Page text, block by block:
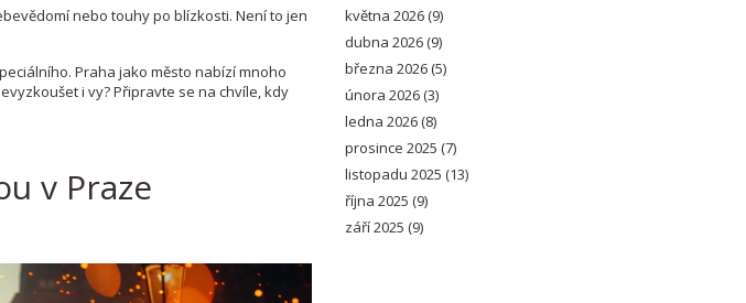
nebo touhy po blízkosti. Není to jen
Praha jako město nabízí mnoho
i vy? Připravte se na chvíle, kdy
v Praze
května 2026(9)
dubna 2026(9)
března 2026(5)
února 2026(3)
ledna 2026(8)
prosince 2025 (7)
listopadu 2025 (13)
října 2025 (9)
září 2025 (9)